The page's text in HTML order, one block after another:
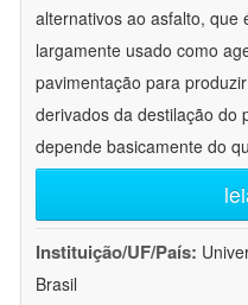
alternativos ao asfalto, que
largamente usado como
pavimentação para
derivados da destilação do
depende basicamente do
Instituição/UF/País:
Brasil